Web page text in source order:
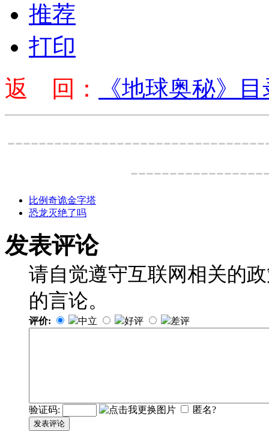
推荐
打印
返 回：
《地球奥秘》
比例奇诡金字塔
恐龙灭绝了吗
发表评论
请自觉遵守互联网相关的
的言论。
评价: 中立 好评 差评
验证码: 匿名?
发表评论